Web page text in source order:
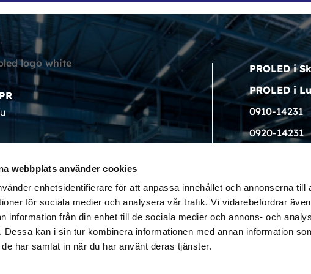
webbplats använder cookies
enhetsidentifierare för att anpassa innehållet och annonserna till
för sociala medier och analysera vår trafik. Vi vidarebefordrar
information från din enhet till de sociala medier och annons- och
Dessa kan i sin tur kombinera informationen med annan information
har samlat in när du har använt deras tjänster.
PROLED i
PROLED i
0910-14231
0920-14231
© LED LIGHT i Skellefteå. Producerad av Jo